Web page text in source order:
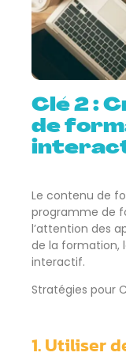
Clé 2 :
de
Le contenu de
programme de
l’attention des
de la formation,
interactif.
Stratégies pour
1. Utiliser